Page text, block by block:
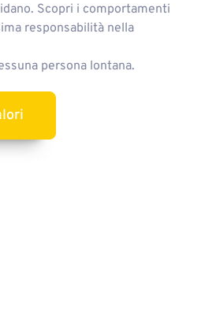
Scopri i comportamenti
responsabilità nella
persona lontana.